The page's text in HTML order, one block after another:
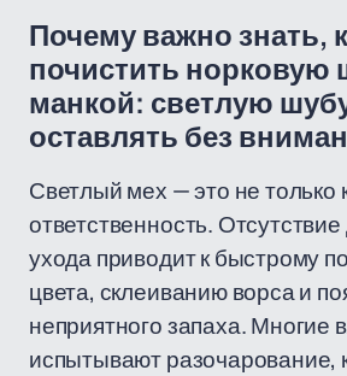
Почему важно знать,
почистить норковую
манкой: светлую
оставлять без
Светлый мех — это не только
ответственность.
ухода приводит к быстрому
цвета, склеиванию ворса и
неприятного запаха. Многие
испытывают разочарование,